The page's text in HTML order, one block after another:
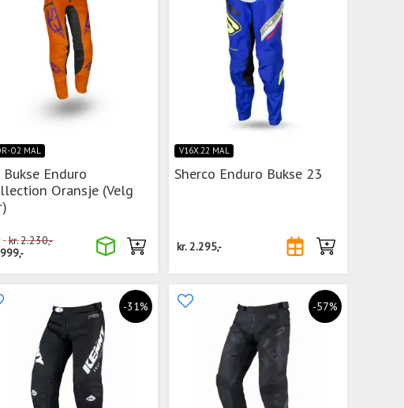
O2 MAL
Bukse Enduro
Oransje (Velg
kr.2.230,-
999,-
V16X.22 MAL
Sherco Enduro Bukse 23
kr.2.295,-
-31% -57%